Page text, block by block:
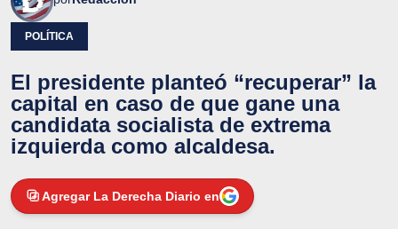
POLÍTICA
El presidente planteó “recuperar” la
capital en caso de que gane una
candidata socialista de extrema
izquierda como alcaldesa.
Agregar La Derecha Diario en